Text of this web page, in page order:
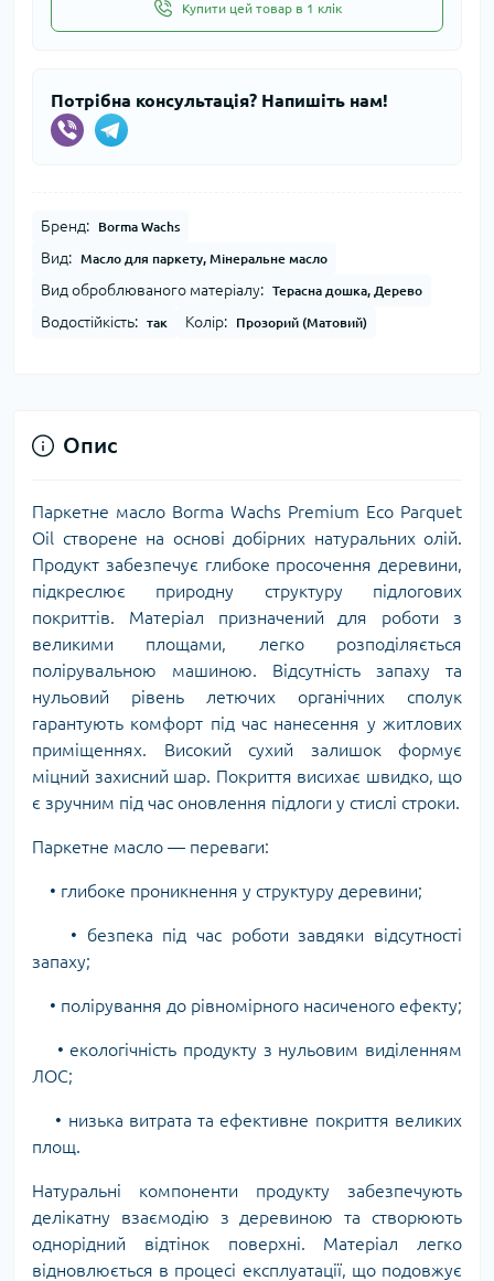
Купити цей товар в 1 клік
Потрібна консультація? Напишіть нам!
Бренд: Borma Wachs
Вид: Масло для паркету, Мінеральне масло
Вид оброблюваного матеріалу: Терасна дошка, Дерево
Водостійкість: так Колір: Прозорий (Матовий)
Опис
Паркетне масло Borma Wachs Premium Eco Parquet
Oil створене на основі добірних натуральних олій.
Продукт забезпечує глибоке просочення деревини,
підкреслює природну структуру підлогових
покриттів. Матеріал призначений для роботи з
великими площами, легко розподіляється
полірувальною машиною. Відсутність запаху та
нульовий рівень летючих органічних сполук
гарантують комфорт під час нанесення у житлових
приміщеннях. Високий сухий залишок формує
міцний захисний шар. Покриття висихає швидко, що
є зручним під час оновлення підлоги у стислі строки.
Паркетне масло — переваги:
• глибоке проникнення у структуру деревини;
• безпека під час роботи завдяки відсутності
запаху;
• полірування до рівномірного насиченого ефекту;
• екологічність продукту з нульовим виділенням
ЛОС;
• низька витрата та ефективне покриття великих
площ.
Натуральні компоненти продукту забезпечують
делікатну взаємодію з деревиною та створюють
однорідний відтінок поверхні. Матеріал легко
відновлюється в процесі експлуатації, що подовжує